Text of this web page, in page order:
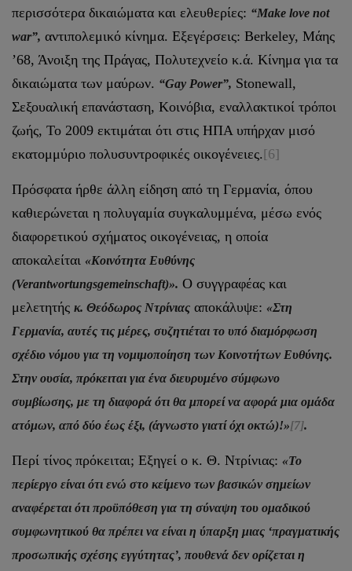
περισσότερα δικαιώματα και ελευθερίες: “Make love not
war”, αντιπολεμικό κίνημα. Εξεγέρσεις: Berkeley, Μάης
’68, Άνοιξη της Πράγας, Πολυτεχνείο κ.ά. Κίνημα για τα
δικαιώματα των μαύρων. “Gay Power”, Stonewall,
Σεξουαλική επανάσταση, Κοινόβια, εναλλακτικοί τρόποι
ζωής, Το 2009 εκτιμάται ότι στις ΗΠΑ υπήρχαν μισό
εκατομμύριο πολυσυντροφικές οικογένειες.[6]
Πρόσφατα ήρθε άλλη είδηση από τη Γερμανία, όπου
καθιερώνεται η πολυγαμία συγκαλυμμένα, μέσω ενός
διαφορετικού σχήματος οικογένειας, η οποία
αποκαλείται «Κοινότητα Ευθύνης
(Verantwortungsgemeinschaft)». Ο συγγραφέας και
μελετητής κ. Θεόδωρος Ντρίνιας αποκάλυψε: «Στη
Γερμανία, αυτές τις μέρες, συζητιέται το υπό διαμόρφωση
σχέδιο νόμου για τη νομιμοποίηση των Κοινοτήτων Ευθύνης.
Στην ουσία, πρόκειται για ένα διευρυμένο σύμφωνο
συμβίωσης, με τη διαφορά ότι θα μπορεί να αφορά μια ομάδα
ατόμων, από δύο έως έξι, (άγνωστο γιατί όχι οκτώ)!»[7].
Περί τίνος πρόκειται; Εξηγεί ο κ. Θ. Ντρίνιας: «Το
περίεργο είναι ότι ενώ στο κείμενο των βασικών σημείων
αναφέρεται ότι προϋπόθεση για τη σύναψη του ομαδικού
συμφωνητικού θα πρέπει να είναι η ύπαρξη μιας ‘πραγματικής
προσωπικής σχέσης εγγύτητας’, πουθενά δεν ορίζεται η